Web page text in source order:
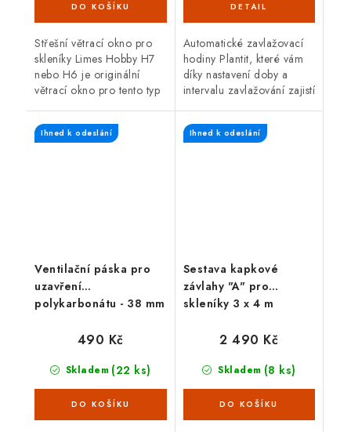
Střešní větrací okno pro
skleníky Limes Hobby H7
nebo H6 je originální
větrací okno pro tento typ
Automatické zavlažovací
hodiny Plantit, které vám
díky nastavení doby a
intervalu zavlažování zajistí
skleník. Hodiny lze připojit
jak na vodovodní...
Ventilační páska pro
uzavření
polykarbonátu - 38 mm
Ihned k odeslání
Skladem (22 ks)
490 Kč
Sestava kapkové
závlahy "A" pro
skleníky 3 x 4 m
Ihned k odeslání
Skladem (8 ks)
2 490 Kč